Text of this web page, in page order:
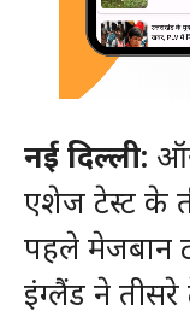
नई दिल्ली:
एशेज टेस्ट के
पहले मेजबान
इंग्लैंड ने